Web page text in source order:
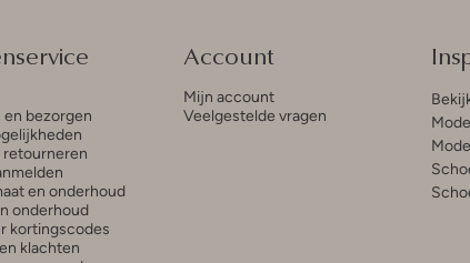
en bezorgen
retourneren
en onderhoud
onderhoud
kortingscodes
klachten
Account
Mijn account
Veelgestelde vragen